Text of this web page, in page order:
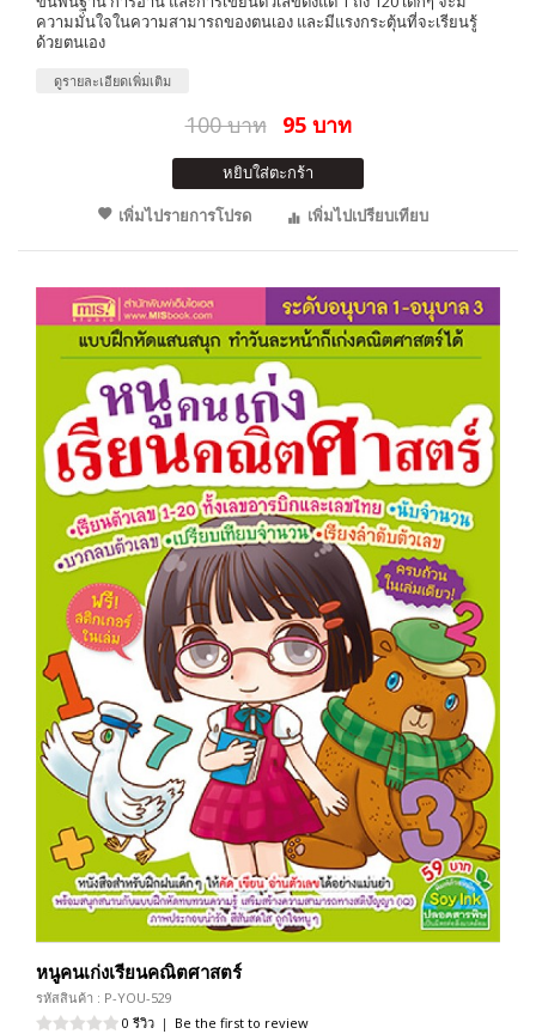
ความมั่นใจในความสามารถของตนเอง และมีแรงกระตุ้นที่จะเรียนรู้
ด้วยตนเอง
ดูรายละเอียดเพิ่มเติม
100 บาท 95 บาท
หยิบใส่ตะกร้า
เพิ่มไปรายการโปรด
เพิ่มไปเปรียบเทียบ
หนูคนเก่งเรียนคณิตศาสตร์
รหัสสินค้า : P-YOU-529
0 รีวิว | Be the first to review